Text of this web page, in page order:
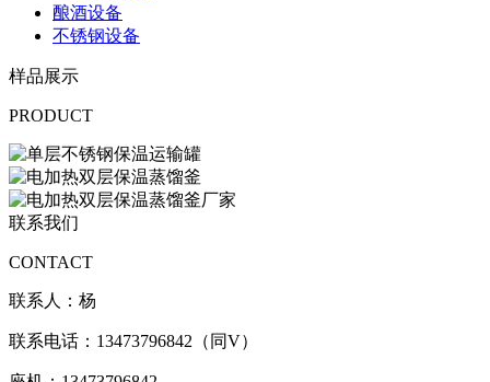
酿酒设备
不锈钢设备
样品展示
PRODUCT
联系我们
CONTACT
联系人：杨
联系电话：13473796842（同V）